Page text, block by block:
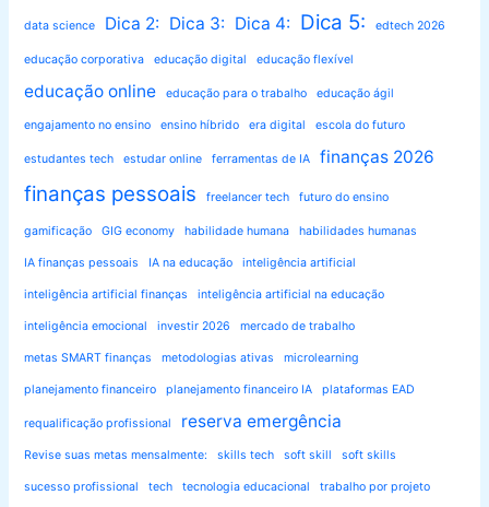
data science Dica 2: Dica 3: Dica 4: Dica 5: edtech 2026
educação corporativa educação digital educação flexível
educação online educação para o trabalho educação ágil
engajamento no ensino ensino híbrido era digital escola do futuro
estudantes tech estudar online ferramentas de IA finanças 2026
finanças pessoais freelancer tech futuro do ensino
gamificação GIG economy habilidade humana habilidades humanas
IA finanças pessoais IA na educação inteligência artificial
inteligência artificial finanças inteligência artificial na educação
inteligência emocional investir 2026 mercado de trabalho
metas SMART finanças metodologias ativas microlearning
planejamento financeiro planejamento financeiro IA plataformas EAD
requalificação profissional reserva emergência
Revise suas metas mensalmente: skills tech soft skill soft skills
sucesso profissional tech tecnologia educacional trabalho por projeto